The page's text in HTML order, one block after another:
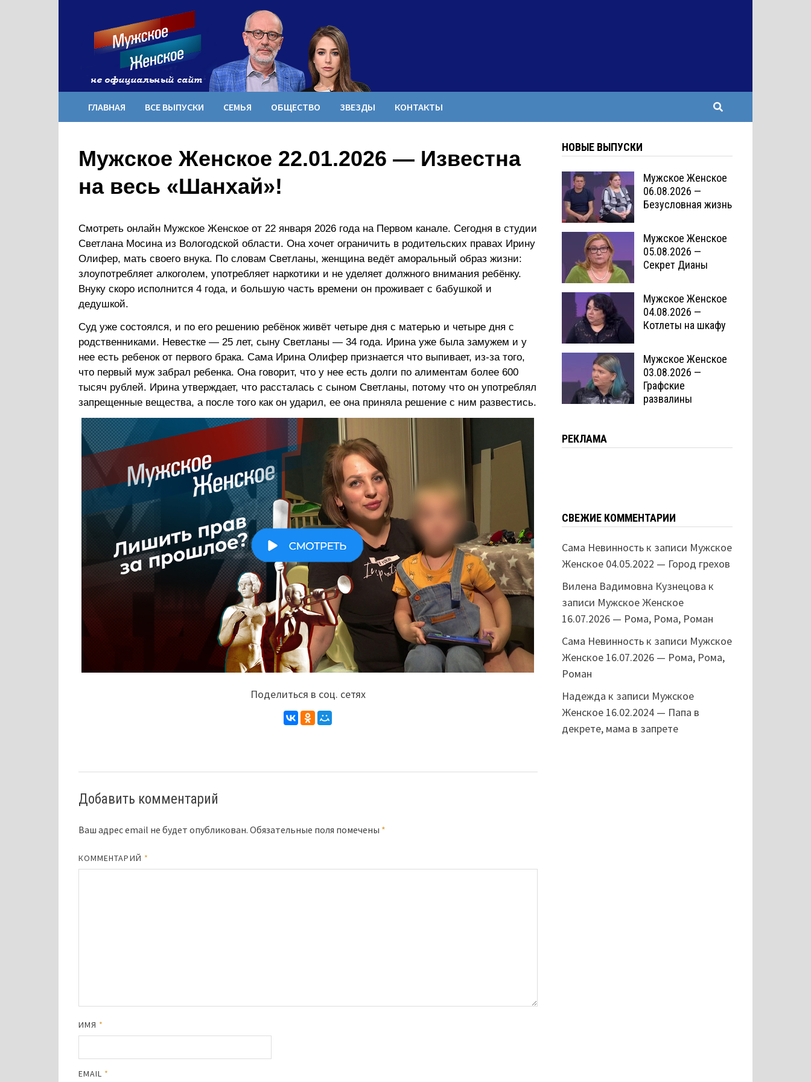
содержимому
ГЛАВНАЯ ВСЕ ВЫПУСКИ СЕМЬЯ ОБЩЕСТВО ЗВЕЗДЫ КОНТАКТЫ
Мужское Женское 22.01.2026 — Известна
на весь «Шанхай»!
Смотреть онлайн Мужское Женское от 22 января 2026 года на Первом канале. Сегодня в студии
Светлана Мосина из Вологодской области. Она хочет ограничить в родительских правах Ирину
Олифер, мать своего внука. По словам Светланы, женщина ведёт аморальный образ жизни:
злоупотребляет алкоголем, употребляет наркотики и не уделяет должного внимания ребёнку.
Внуку скоро исполнится 4 года, и большую часть времени он проживает с бабушкой и
дедушкой.
Суд уже состоялся, и по его решению ребёнок живёт четыре дня с матерью и четыре дня с
родственниками. Невестке — 25 лет, сыну Светланы — 34 года. Ирина уже была замужем и у
нее есть ребенок от первого брака. Сама Ирина Олифер признается что выпивает, из-за того,
что первый муж забрал ребенка. Она говорит, что у нее есть долги по алиментам более 600
тысяч рублей. Ирина утверждает, что рассталась с сыном Светланы, потому что он употреблял
запрещенные вещества, а после того как он ударил, ее она приняла решение с ним развестись.
Поделиться в соц. сетях
Добавить комментарий
Ваш адрес email не будет опубликован. Обязательные поля помечены *
КОММЕНТАРИЙ *
ИМЯ *
EMAIL *
НОВЫЕ ВЫПУСКИ
Мужское Женское
06.08.2026 —
Безусловная жизнь
Мужское Женское
05.08.2026 —
Секрет Дианы
Мужское Женское
04.08.2026 —
Котлеты на шкафу
Мужское Женское
03.08.2026 —
Графские
развалины
РЕКЛАМА
СВЕЖИЕ КОММЕНТАРИИ
Сама Невинностьк записи Мужское
Женское 04.05.2022 — Город грехов
Вилена Вадимовна Кузнецова к
записи Мужское Женское
16.07.2026 — Рома, Рома, Роман
Сама Невинностьк записи Мужское
Женское 16.07.2026 — Рома, Рома,
Роман
Надежда к записи Мужское
Женское 16.02.2024 — Папа в
декрете, мама в запрете